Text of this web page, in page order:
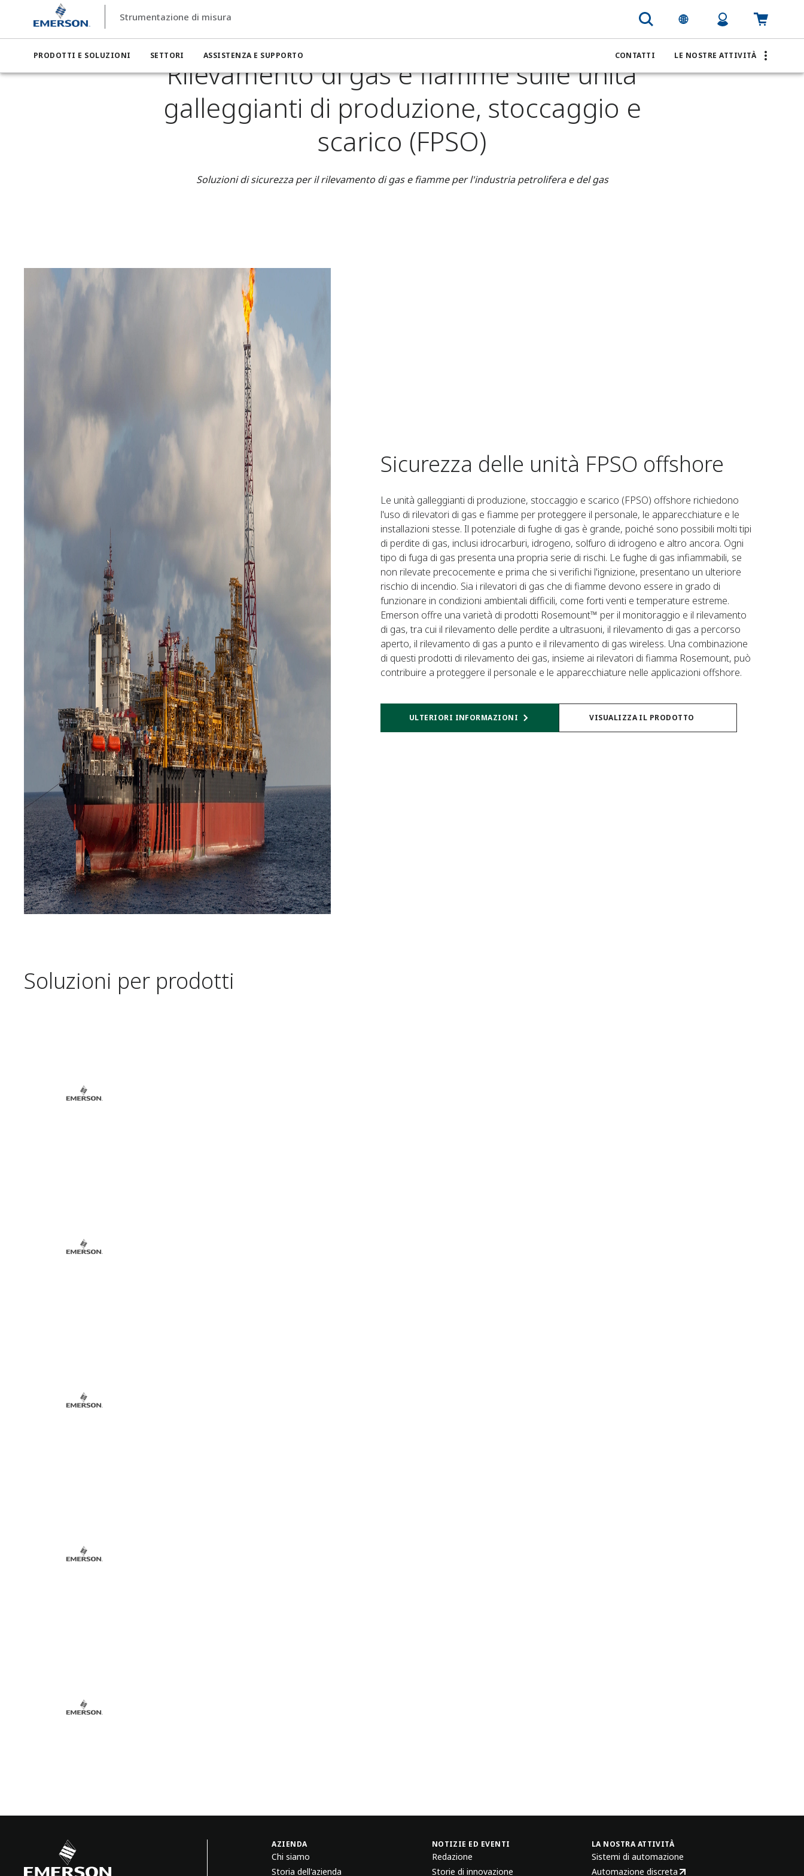
Strumentazione di misura
PRODOTTI E SOLUZIONI SETTORI ASSISTENZA E SUPPORTO CONTATTI LE NOSTRE ATTIVITÀ
Strumentazione di misura Rilevamento di gas e fiamme sulle unità galleggianti di produzione, stoccaggio e scarico (FPSO)
Rilevamento di gas e fiamme sulle unità
galleggianti di produzione, stoccaggio e
scarico (FPSO)
Soluzioni di sicurezza per il rilevamento di gas e fiamme per l'industria petrolifera e del gas
Sicurezza delle unità FPSO offshore
Le unità galleggianti di produzione, stoccaggio e scarico (FPSO) offshore richiedono
l'uso di rilevatori di gas e fiamme per proteggere il personale, le apparecchiature e le
installazioni stesse. Il potenziale di fughe di gas è grande, poiché sono possibili molti tipi
di perdite di gas, inclusi idrocarburi, idrogeno, solfuro di idrogeno e altro ancora. Ogni
tipo di fuga di gas presenta una propria serie di rischi. Le fughe di gas infiammabili, se
non rilevate precocemente e prima che si verifichi l'ignizione, presentano un ulteriore
rischio di incendio. Sia i rilevatori di gas che di fiamme devono essere in grado di
funzionare in condizioni ambientali difficili, come forti venti e temperature estreme.
Emerson offre una varietà di prodotti Rosemount™ per il monitoraggio e il rilevamento
di gas, tra cui il rilevamento delle perdite a ultrasuoni, il rilevamento di gas a percorso
aperto, il rilevamento di gas a punto e il rilevamento di gas wireless. Una combinazione
di questi prodotti di rilevamento dei gas, insieme ai rilevatori di fiamma Rosemount, può
contribuire a proteggere il personale e le apparecchiature nelle applicazioni offshore.
ULTERIORI INFORMAZIONI VISUALIZZA IL PRODOTTO
Soluzioni per prodotti
AZIENDA
Chi siamo
Storia dell'azienda
NOTIZIE ED EVENTI
Redazione
Storie di innovazione
LA NOSTRA ATTIVITÀ
Sistemi di automazione
Automazione discreta